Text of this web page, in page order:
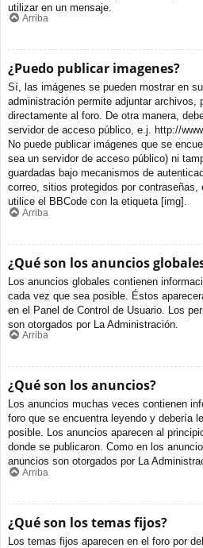
utilizar en un mensaje.
Arriba
¿Puedo publicar imagenes?
Sí, las imágenes se pueden mostrar en
administración permite adjuntar archivos,
directamente al foro. De otra manera,
servidor de acceso público, e.j. http://
No puede publicar imágenes que se
sea un servidor de acceso público) ni
guardadas bajo mecanismos de
correo, sitios protegidos por contraseñas,
utilice el BBCode con la etiqueta [img].
Arriba
¿Qué son los anuncios
Los anuncios globales contienen
cada vez que sea posible. Éstos
en el Panel de Control de Usuario. Los
son otorgados por La Administración.
Arriba
¿Qué son los anuncios?
Los anuncios muchas veces contienen
foro que se encuentra leyendo y debería
posible. Los anuncios aparecen al
donde se publicaron. Como en los
anuncios son otorgados por La
Arriba
¿Qué son los temas fijos?
Los temas fijos aparecen en el foro por